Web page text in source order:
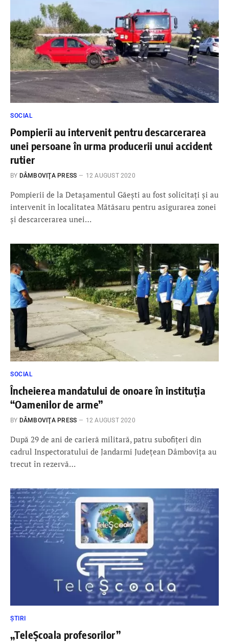
SOCIAL
Pompierii au intervenit pentru descarcerarea
unei persoane în urma producerii unui accident
rutier
BY DÂMBOVIŢA PRESS 12 AUGUST 2020
Pompierii de la Detașamentul Găești au fost solicitaţi şi au
intervenit în localitatea Mătăsaru pentru asigurarea zonei
și descarcerarea unei…
SOCIAL
Încheierea mandatului de onoare în instituția
“Oamenilor de arme”
BY DÂMBOVIŢA PRESS 12 AUGUST 2020
După 29 de ani de carieră militară, patru subofițeri din
cadrul Inspectoratului de Jandarmi Județean Dâmbovița au
trecut în rezervă…
ȘTIRI
„TeleȘcoala profesorilor”